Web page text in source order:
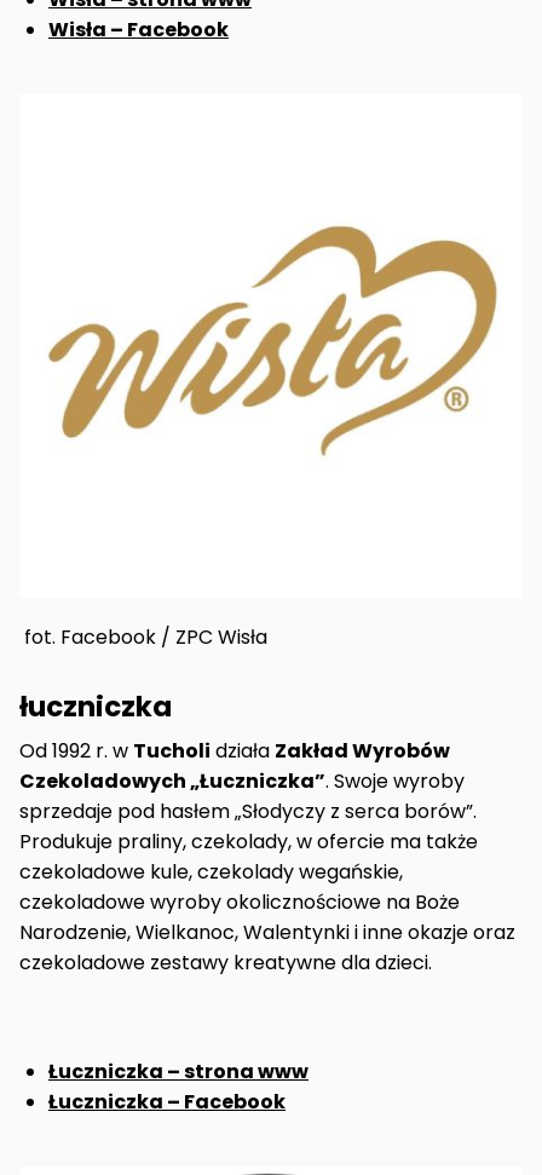
Wisła – Facebook
fot. Facebook / ZPC Wisła
łuczniczka
Od 1992 r. w Tucholi działa Zakład Wyrobów
Czekoladowych „Łuczniczka”. Swoje wyroby
sprzedaje pod hasłem „Słodyczy z serca borów”.
Produkuje praliny, czekolady, w ofercie ma także
czekoladowe kule, czekolady wegańskie,
czekoladowe wyroby okolicznościowe na Boże
Narodzenie, Wielkanoc, Walentynki i inne okazje oraz
czekoladowe zestawy kreatywne dla dzieci.
Łuczniczka – strona www
Łuczniczka – Facebook